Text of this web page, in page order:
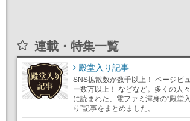
連載・特集一覧
殿堂入り記事
SNS拡散数が数千以上！ ページビュ
ー数万以上！ などなど。多くの人々
に読まれた、電ファミ渾身の“殿堂入
り”記事をまとめました。